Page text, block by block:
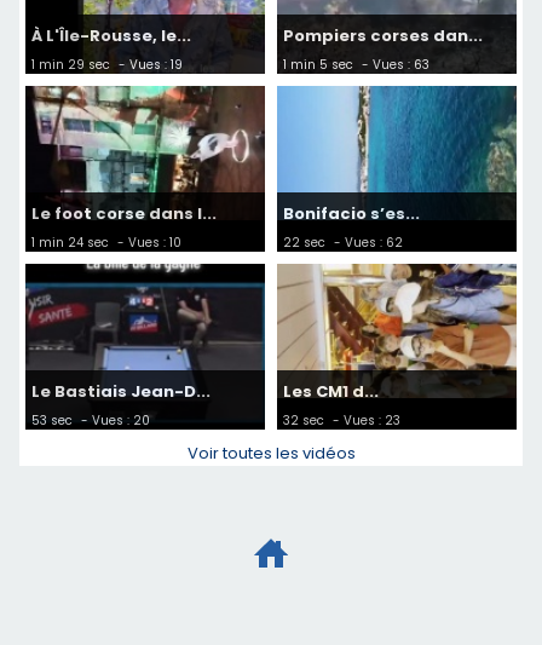
À L'Île-Rousse, le...
1 min 29 sec - Vues : 19
Pompiers corses dan...
1 min 5 sec - Vues : 63
Le foot corse dans l...
1 min 24 sec - Vues : 10
Bonifacio s’es...
22 sec - Vues : 62
Le Bastiais Jean-D...
53 sec - Vues : 20
Les CM1 d...
32 sec - Vues : 23
Voir toutes les vidéos